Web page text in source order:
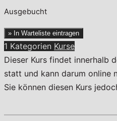
Ausgebucht
» In Warteliste eintragen
1 Kategorien Kurse
Dieser Kurs findet innerhalb
statt und kann darum online
Sie können diesen Kurs